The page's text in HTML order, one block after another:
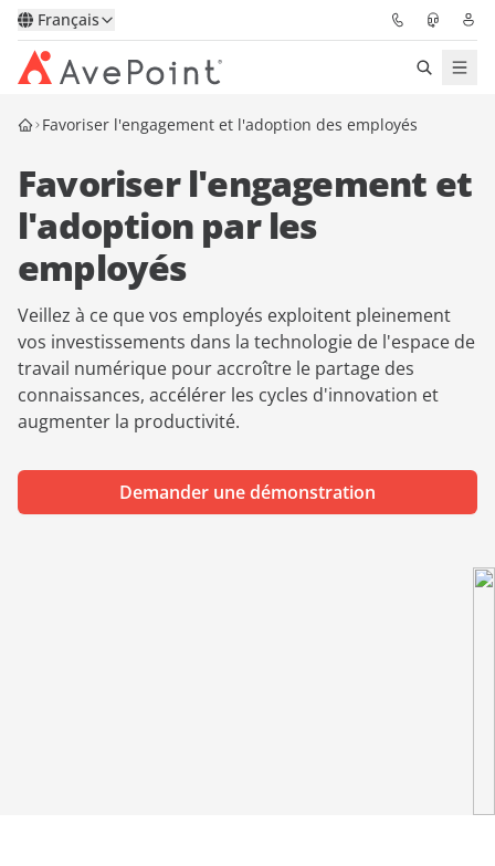
Français
Solutions
Confidence Platform
Tarification
Partenaires
Ressources
À Propos
Obtenez l’avis d’un
expert
Demander une
Favoriser l'engagement et l'adoption des employés
Favoriser l'engagement et
l'adoption par les
employés
Veillez à ce que vos employés exploitent pleinement
vos investissements dans la technologie de l'espace de
travail numérique pour accroître le partage des
connaissances, accélérer les cycles d'innovation et
augmenter la productivité.
Demander une démonstration